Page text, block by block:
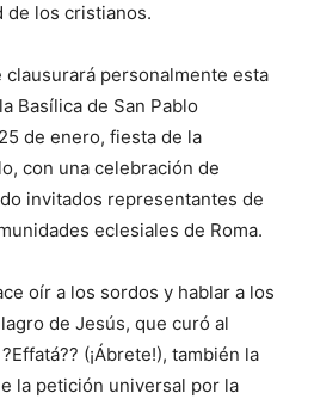
de los cristianos.
clausurará personalmente esta
Basílica de San Pablo
de enero, fiesta de la
con una celebración de
invitados representantes de
eclesiales de Roma.
oír a los sordos y hablar a los
de Jesús, que curó al
(¡Ábrete!), también la
la petición universal por la